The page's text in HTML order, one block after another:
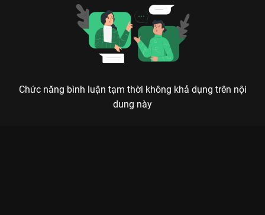
Chức năng bình luận tạm thời không khả dụng trên nội
dung này